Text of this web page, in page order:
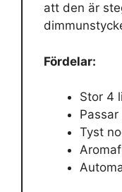
att den är
Fördelar:
Stor 4
Tyst